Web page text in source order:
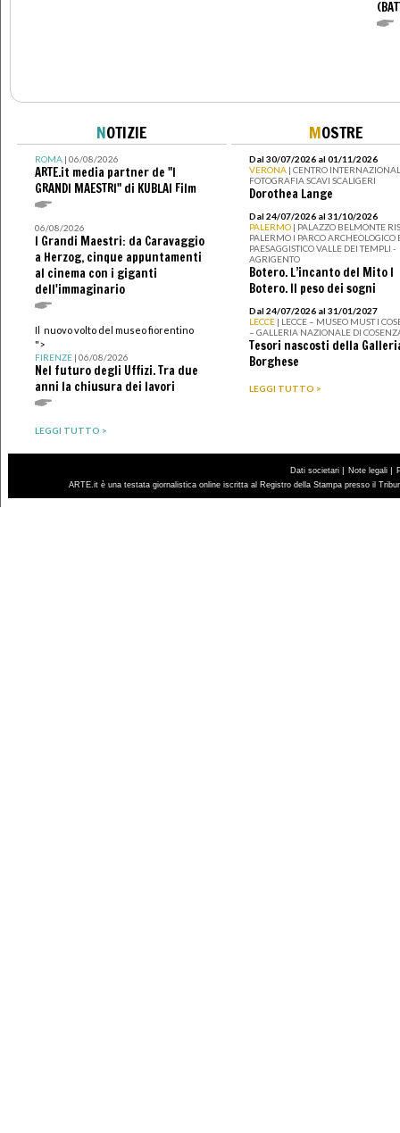
NOTIZIE
ROMA| 06/08/2026
ARTE.it media partner de "I
GRANDI MAESTRI" di KUBLAI Film
06/08/2026
I Grandi Maestri: da Caravaggio
a Herzog, cinque appuntamenti
al cinema con i giganti
dell'immaginario
Il nuovo volto del museo fiorentino
">
FIRENZE| 06/08/2026
Nel futuro degli Uffizi. Tra due
anni la chiusura dei lavori
LEGGI TUTTO >
MOSTRE
Dal 30/07/2026 al 01/11/2026
VERONA | CENTRO
FOTOGRAFIA SCAVI SCALIGERI
Dorothea Lange
Dal 24/07/2026 al 31/10/2026
PALERMO | PALAZZO BELMONTE
PALERMO I PARCO ARCHEOLOGICO
PAESAGGISTICO VALLE DEI TEMPLI -
AGRIGENTO
Botero. L’incanto del Mito I
Botero. Il peso dei sogni
Dal 24/07/2026 al 31/01/2027
LECCE | LECCE – MUSEO MUST I
– GALLERIA NAZIONALE DI
Tesori nascosti della
Borghese
LEGGI TUTTO >
Dati societari | Note legali |
ARTE.it è una testata giornalistica online iscritta al Registro della Stampa presso il